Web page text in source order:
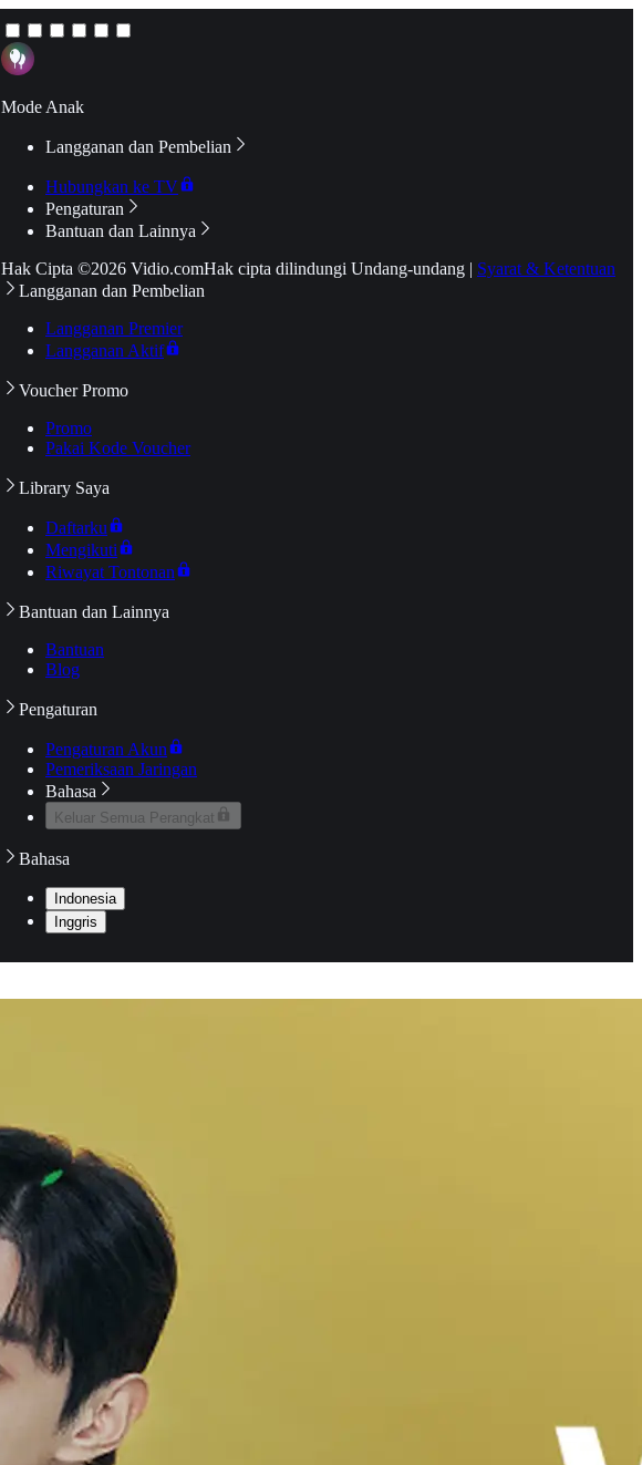
Mode Anak
Langganan dan Pembelian
Hubungkan ke TV
Pengaturan
Bantuan dan Lainnya
Hak Cipta ©2026 Vidio.comHak cipta dilindungi Undang-undang | Syarat & Ketentuan
Langganan dan Pembelian
Langganan Premier
Langganan Aktif
Voucher Promo
Promo
Pakai Kode Voucher
Library Saya
Daftarku
Mengikuti
Riwayat Tontonan
Bantuan dan Lainnya
Bantuan
Blog
Pengaturan
Pengaturan Akun
Pemeriksaan Jaringan
Bahasa
Keluar Semua Perangkat
Bahasa
Indonesia
Inggris